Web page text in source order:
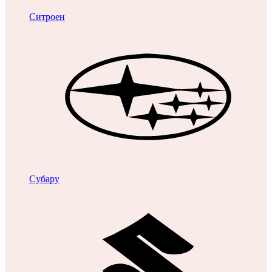
Ситроен
Субару